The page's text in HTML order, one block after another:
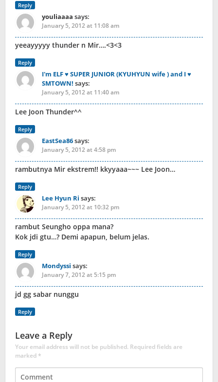
Reply
youliaaaa says:
January 5, 2012 at 11:08 am
yeeayyyyy thunder n Mir….<3<3
Reply
I'm ELF ♥ SUPER JUNIOR (KYUHYUN wife ) and I ♥
SMTOWN! says:
January 5, 2012 at 11:40 am
Lee Joon Thunder^^
Reply
EastSea86says:
January 5, 2012 at 4:58 pm
rambutnya Mir ekstrem!! kkyyaaa~~~ Lee Joon…
Reply
Lee Hyun Ri says:
January 5, 2012 at 10:32 pm
rambut Seungho oppa mana?
Kok jdi gtu…? Demi apapun, belum jelas.
Reply
Mondyssi says:
January 7, 2012 at 5:15 pm
jd gg sabar nunggu
Reply
Leave a Reply
Your email address will not be published. Required fields are
marked*